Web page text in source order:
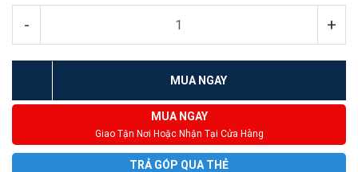
- +
MUA NGAY
MUA NGAY
Giao Tận Nơi Hoặc Nhận Tại Cửa Hàng
TRẢ GÓP QUA THẺ